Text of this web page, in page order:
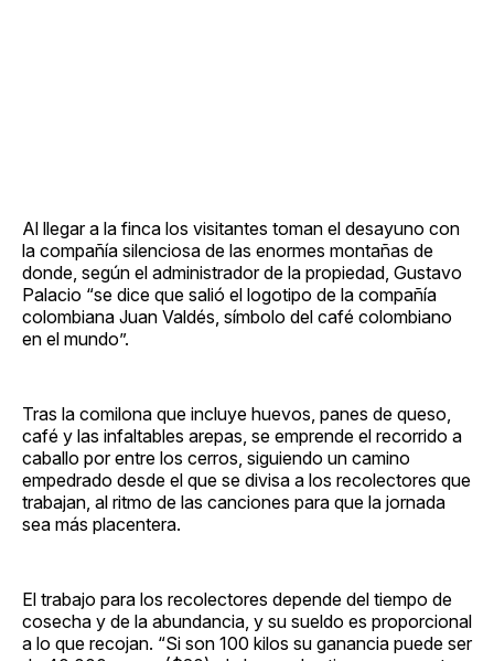
Al llegar a la finca los visitantes toman el desayuno con
la compañía silenciosa de las enormes montañas de
donde, según el administrador de la propiedad, Gustavo
Palacio “se dice que salió el logotipo de la compañía
colombiana Juan Valdés, símbolo del café colombiano
en el mundo”.
Tras la comilona que incluye huevos, panes de queso,
café y las infaltables arepas, se emprende el recorrido a
caballo por entre los cerros, siguiendo un camino
empedrado desde el que se divisa a los recolectores que
trabajan, al ritmo de las canciones para que la jornada
sea más placentera.
El trabajo para los recolectores depende del tiempo de
cosecha y de la abundancia, y su sueldo es proporcional
a lo que recojan. “Si son 100 kilos su ganancia puede ser